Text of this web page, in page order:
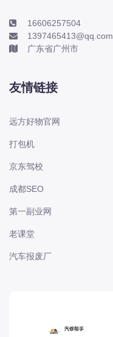
标致-进口
比亚迪
比亚迪商用车
比速
创维
昌河
长安
16606257504
1397465413@qq.com
广东省广州市
友情链接
远方好物官网
打包机
京东驾校
成都SEO
第一副业网
老课堂
汽车报废厂